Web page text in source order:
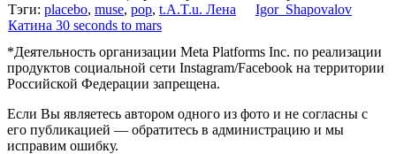
Тэги: placebo, muse, pop, t.A.T.u. Лена
Катина 30 seconds to mars
Igor_Shapovalov
*Деятельность организации Meta Platforms Inc. по реализации
продуктов социальной сети Instagram/Facebook на территории
Российской Федерации запрещена.
Если Вы являетесь автором одного из фото и не согласны с
его публикацией — обратитесь в администрацию и мы
исправим ошибку.